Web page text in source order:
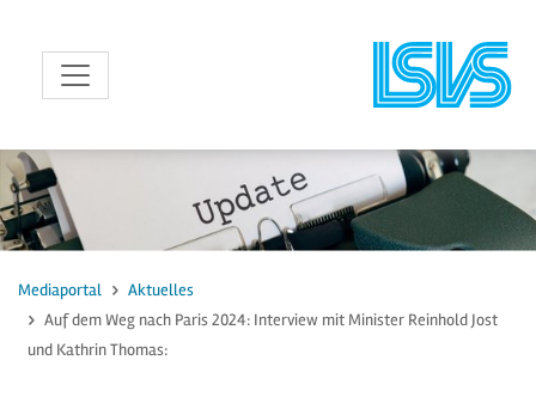
zum Inhalt
Mediaportal
Aktuelles
Auf dem Weg nach Paris 2024: Interview mit Minister Reinhold Jost
und Kathrin Thomas: